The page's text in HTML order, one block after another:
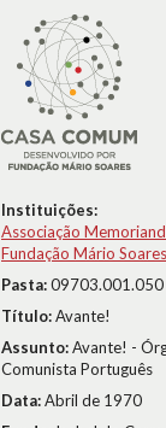
Instituições:
Associação
Fundação Mário
Pasta:09703.001.050
Título:Avante!
Assunto:Avante! -
Comunista Português
Data:Abril de 1970